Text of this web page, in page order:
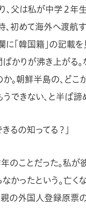
、父は私が中学２年
初めて海外へ渡航
「韓国籍」の記載
かりが沸き上がる
。朝鮮半島の、どこ
できない、と半ば諦
るの知ってる？」
のことだった。私が
かったという。亡
親の外国人登録原票